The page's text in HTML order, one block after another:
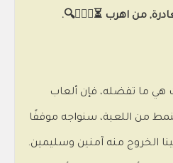
من اهرب ⏳🕵️‍♂️🚪🔍.
هي ما تفضله، فإن ألعاب
من اللعبة، سنواجه موقفًا
الخروج منه آمنين وسليمين.